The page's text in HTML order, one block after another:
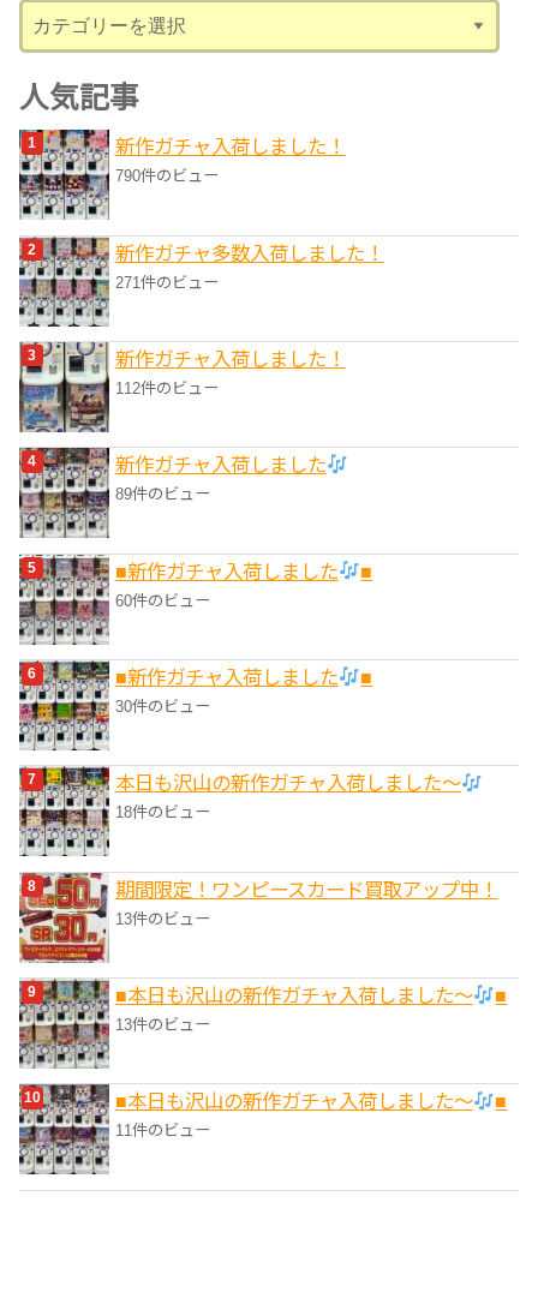
テ
ゴ
リ
ー
人気記事
新作ガチャ入荷しました！
790件のビュー
新作ガチャ多数入荷しました！
271件のビュー
新作ガチャ入荷しました！
112件のビュー
新作ガチャ入荷しました
89件のビュー
■新作ガチャ入荷しました ■
60件のビュー
■新作ガチャ入荷しました ■
30件のビュー
本日も沢山の新作ガチャ入荷しました〜
18件のビュー
期間限定！ワンピースカード買取アップ中！
13件のビュー
■本日も沢山の新作ガチャ入荷しました〜 ■
13件のビュー
■本日も沢山の新作ガチャ入荷しました〜 ■
11件のビュー